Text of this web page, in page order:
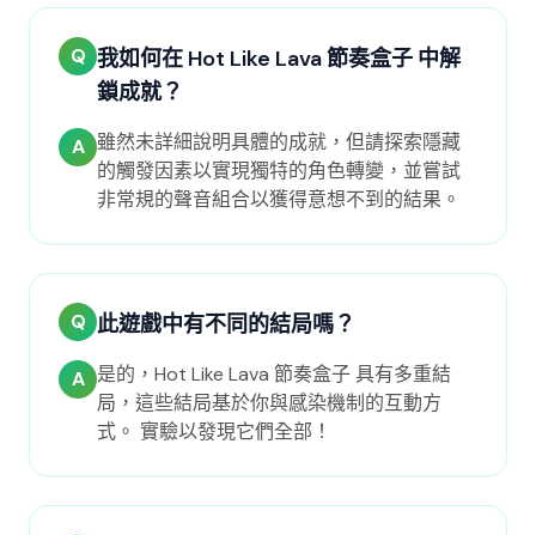
Q 我如何在 Hot Like Lava 節奏盒子 中解
鎖成就？
A 雖然未詳細說明具體的成就，但請探索隱藏
的觸發因素以實現獨特的角色轉變，並嘗試
非常規的聲音組合以獲得意想不到的結果。
Q 此遊戲中有不同的結局嗎？
A 是的，Hot Like Lava 節奏盒子 具有多重結
局，這些結局基於你與感染機制的互動方
式。 實驗以發現它們全部！